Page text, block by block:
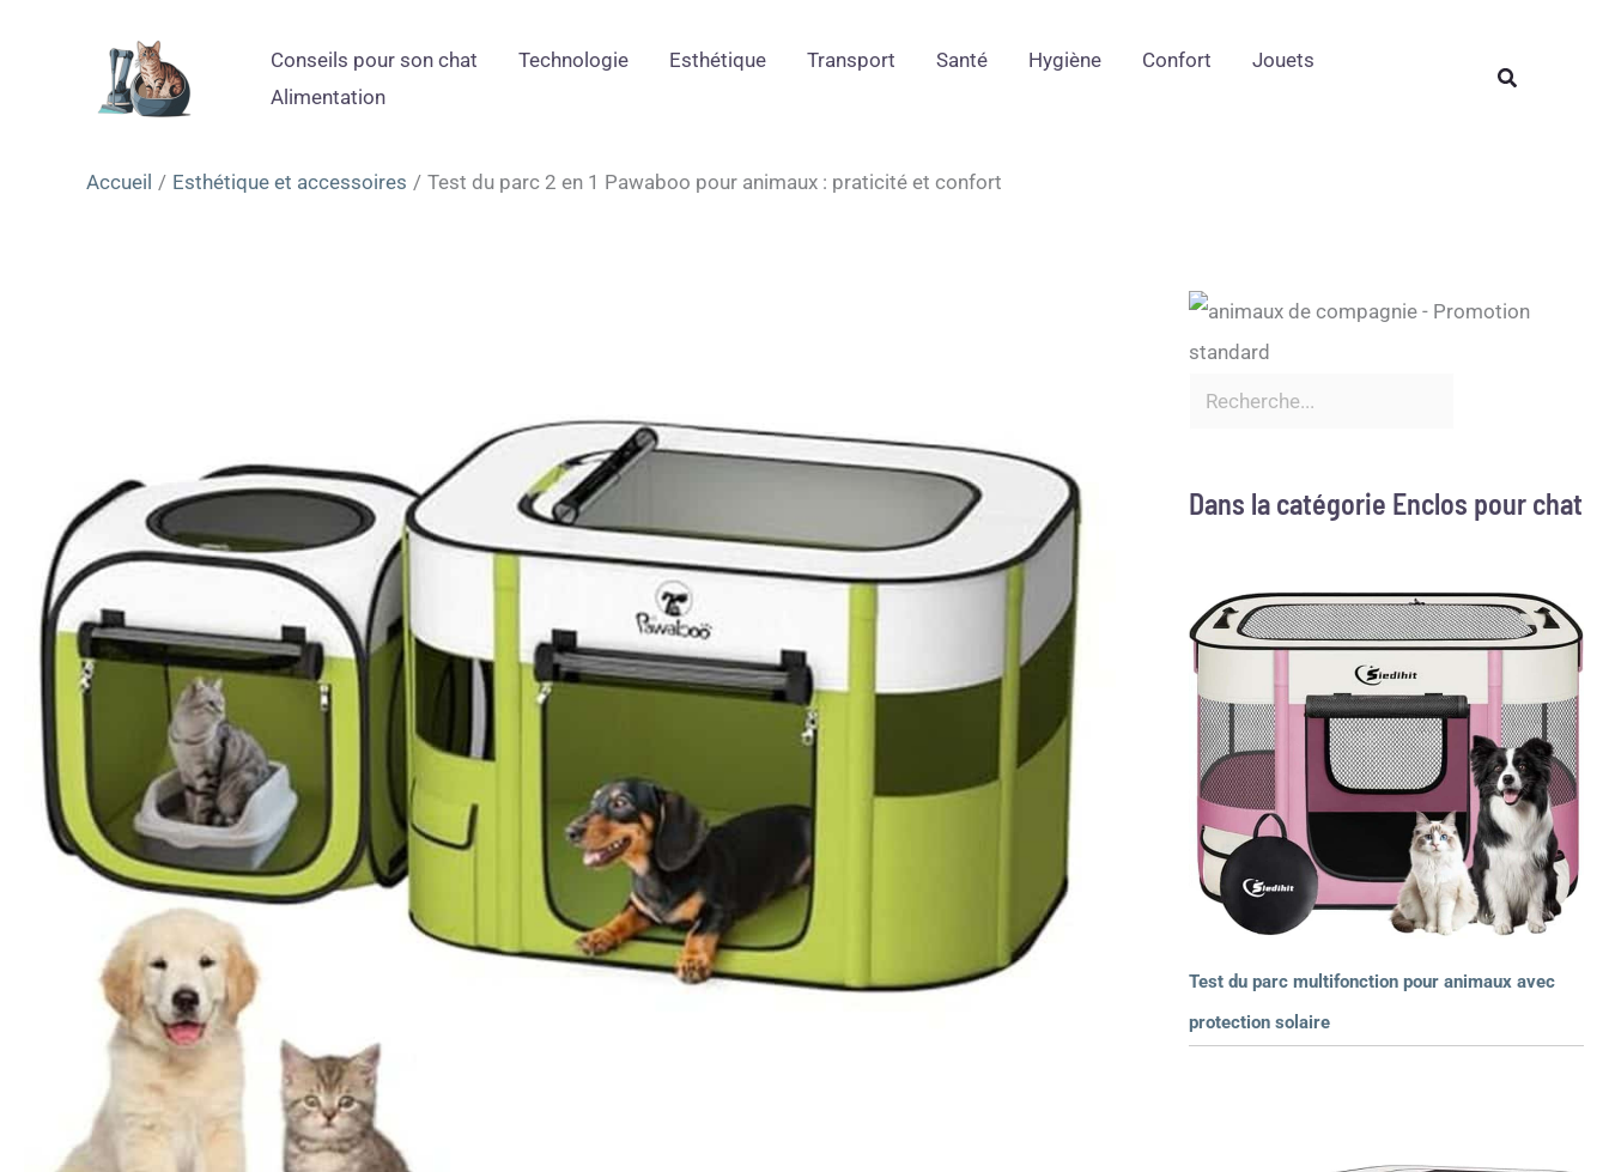
Conseils pour son chat Technologie Esthétique Transport Santé Hygiène Confort
Jouets
Alimentation
Rechercher
Accueil Esthétique et accessoires Test du parc 2 en 1 Pawaboo pour animaux : praticité et confort
Dans la catégorie Enclos pour chat
Test du parc multifonction pour animaux avec
protection solaire